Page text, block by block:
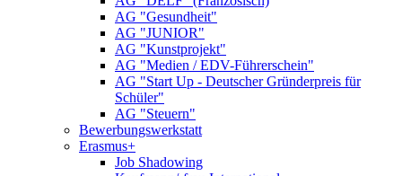
AG "Gesundheit"
AG "JUNIOR"
AG "Kunstprojekt"
AG "Medien / EDV-Führerschein"
AG "Start Up - Deutscher Gründerpreis für
Schüler"
AG "Steuern"
Bewerbungswerkstatt
Erasmus+
Job Shadowing